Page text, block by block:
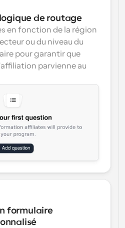
de routage
en fonction de la région
ou du niveau du
pour garantir que
parvienne au
formulaire